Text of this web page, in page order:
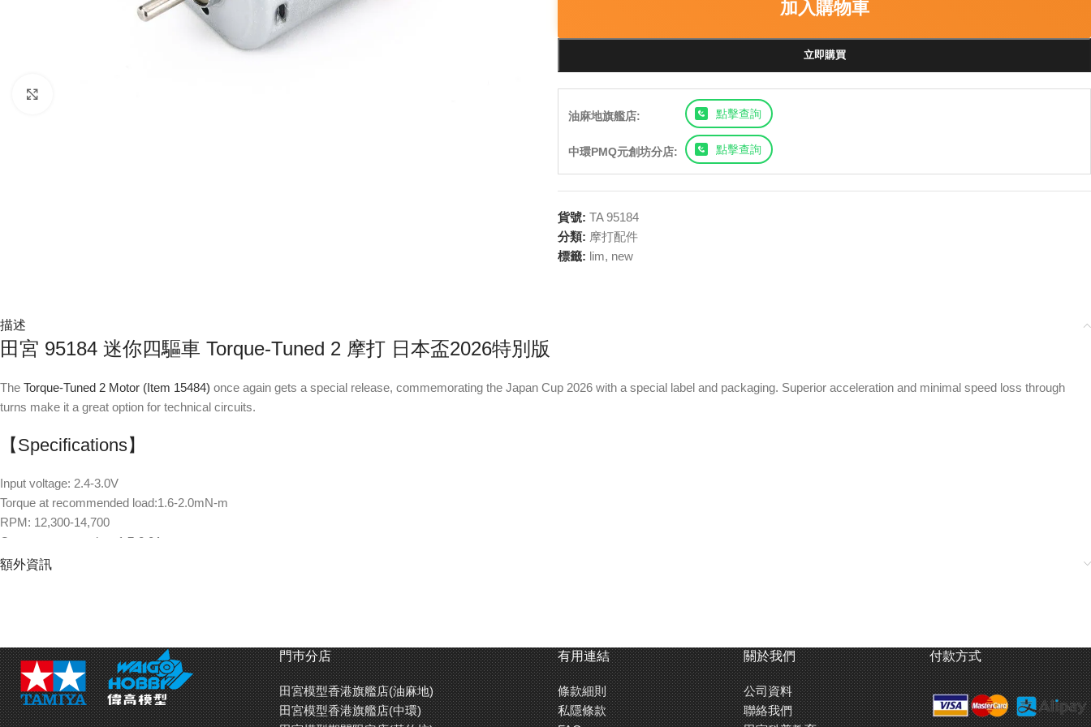
加入購物車
立即購買
油麻地旗艦店: 點擊查詢
中環PMQ元創坊分店: 點擊查詢
貨號: TA 95184
分類: 摩打配件
標籤: lim, new
描述
田宮 95184 迷你四驅車 Torque-Tuned 2 摩打 日本盃2026特別版
The Torque-Tuned 2 Motor (Item 15484) once again gets a special release, commemorating the Japan Cup 2026 with a special label and packaging. Superior acceleration and minimal speed loss through
turns make it a great option for technical circuits.
【Specifications】
Input voltage: 2.4-3.0V
Torque at recommended load:1.6-2.0mN-m
RPM: 12,300-14,700
Current consumption: 1.7-2.0A
*RPM and current consumption figures are when used at recommended load.
額外資訊
門巿分店
田宮模型香港旗艦店(油麻地)
田宮模型香港旗艦店(中環)
有用連結
條款細則
私隱條款
關於我們
公司資料
聯絡我們
付款方式